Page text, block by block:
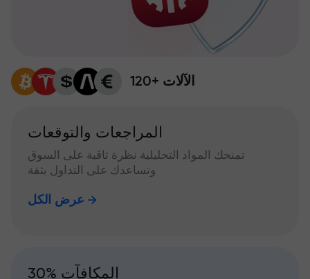
120+ الآلات
المراجعات والتوقعات
تمنحك المواد التحليلية نظرة ثاقبة على السوق
وتساعدك على التداول بثقة
عرض الكل
30% المكافآت